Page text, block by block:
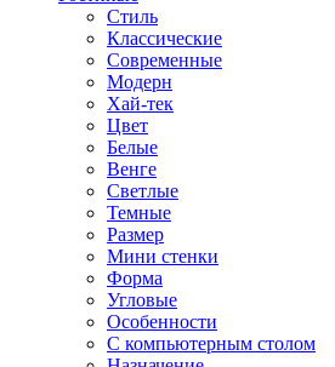
Стиль
Классические
Современные
Модерн
Хай-тек
Цвет
Белые
Венге
Светлые
Темные
Размер
Мини стенки
Форма
Угловые
Особенности
С компьютерным столом